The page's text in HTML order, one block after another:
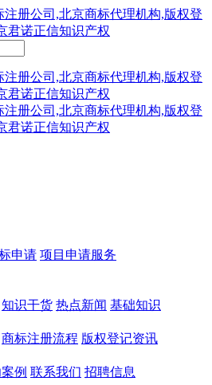
申请 项目申请服务
知识干货 热点新闻 基础知识
商标注册流程 版权登记资讯
例 联系我们 招聘信息